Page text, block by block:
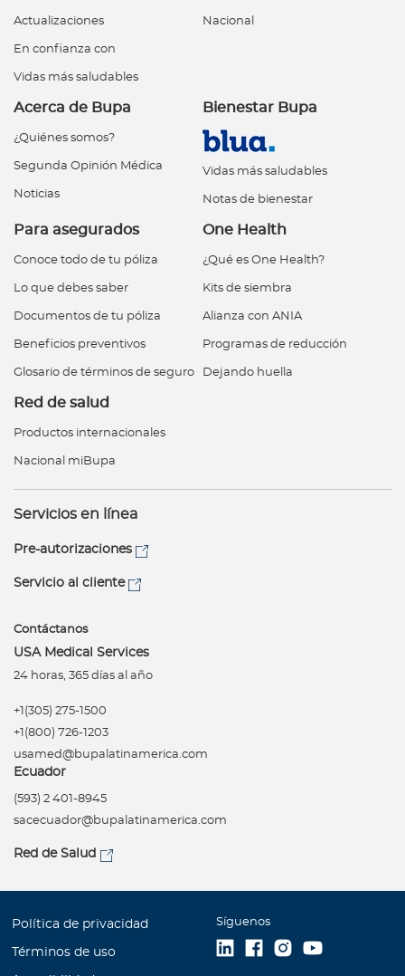
Actualizaciones
En confianza con
Vidas más saludables
Nacional
Acerca de Bupa
¿Quiénes somos?
Segunda Opinión Médica
Noticias
Bienestar Bupa
Vidas más saludables
Notas de bienestar
Para asegurados
Conoce todo de tu póliza
Lo que debes saber
Documentos de tu póliza
Beneficios preventivos
Glosario de términos de seguro
One Health
¿Qué es One Health?
Kits de siembra
Alianza con ANIA
Programas de reducción
Dejando huella
Red de salud
Productos internacionales
Nacional miBupa
Servicios en línea
Pre-autorizaciones
Servicio al cliente
Contáctanos
USA Medical Services
24 horas, 365 días al año
+1(305) 275-1500
+1(800) 726-1203
usamed@bupalatinamerica.com
Ecuador
(593) 2 401-8945
sacecuador@bupalatinamerica.com
Red de Salud
Política de privacidad
Términos de uso
Síguenos